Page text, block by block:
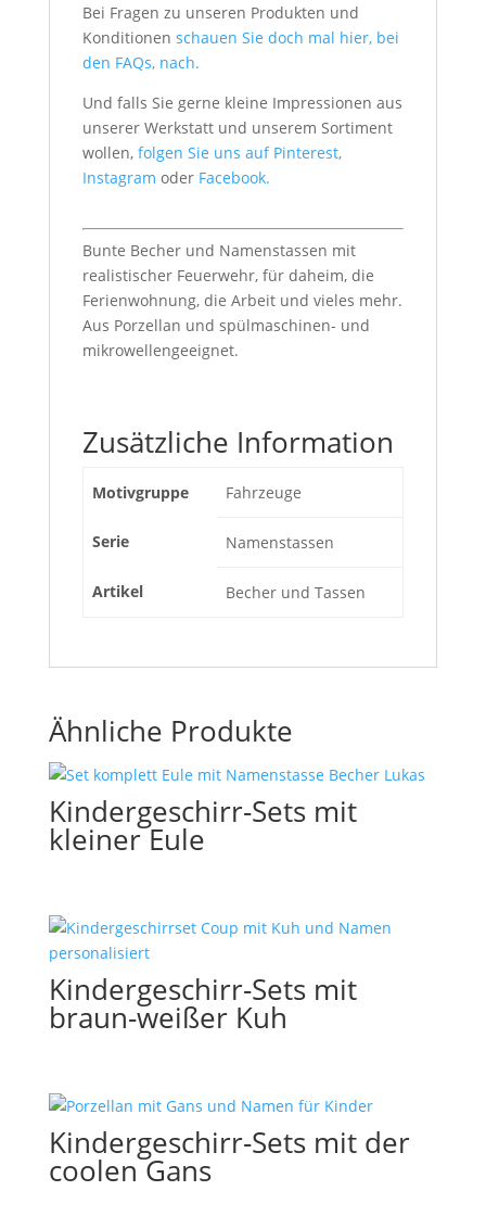
Bei Fragen zu unseren Produkten und
Konditionen schauen Sie doch mal hier, bei
den FAQs, nach.
Und falls Sie gerne kleine Impressionen aus
unserer Werkstatt und unserem Sortiment
wollen,folgen Sie uns auf Pinterest,
Instagram oder Facebook.
Bunte Becher und Namenstassen mit
realistischer Feuerwehr, für daheim, die
Ferienwohnung, die Arbeit und vieles mehr.
Aus Porzellan und spülmaschinen- und
mikrowellengeeignet.
Zusätzliche Information
Motivgruppe Fahrzeuge
Serie Namenstassen
Artikel Becher und Tassen
Ähnliche Produkte
Kindergeschirr-Sets mit
kleiner Eule
Kindergeschirr-Sets mit
braun-weißer Kuh
Kindergeschirr-Sets mit der
coolen Gans